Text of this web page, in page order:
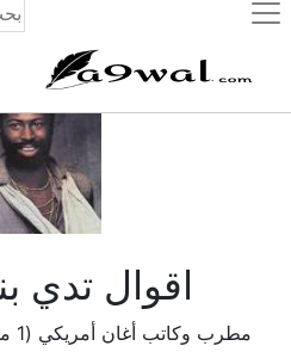
(current)
اقوال تدي
مطرب وكاتب أغان أمريكي (1 مقولة) (2484 مشاهدة )